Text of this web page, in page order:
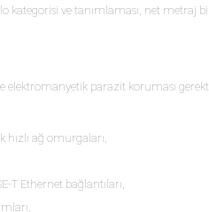
kategorisi ve tanımlaması, net metraj
parazit koruması
hızlı ağ omurgaları,
T Ethernet bağlantıları,